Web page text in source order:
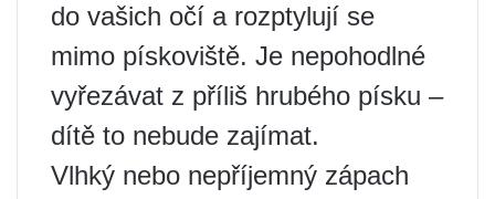
do vašich očí a rozptylují se
mimo pískoviště. Je nepohodlné
vyřezávat z příliš hrubého písku –
dítě to nebude zajímat.
Vlhký nebo nepříjemný zápach